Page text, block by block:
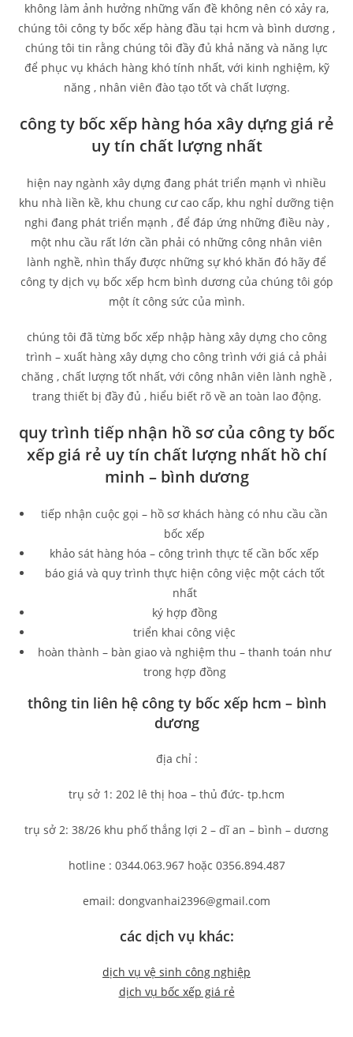
không làm ảnh hưởng những vấn đề không nên có xảy ra,
chúng tôi công ty bốc xếp hàng đầu tại hcm và bình dương ,
chúng tôi tin rằng chúng tôi đầy đủ khả năng và năng lực
để phục vụ khách hàng khó tính nhất, với kinh nghiệm, kỹ
năng , nhân viên đào tạo tốt và chất lượng.
công ty bốc xếp hàng hóa xây dựng giá rẻ
uy tín chất lượng nhất
hiện nay ngành xây dựng đang phát triển mạnh vì nhiều
khu nhà liền kề, khu chung cư cao cấp, khu nghỉ dưỡng tiện
nghi đang phát triển mạnh , để đáp ứng những điều này ,
một nhu cầu rất lớn cần phải có những công nhân viên
lành nghề, nhìn thấy được những sự khó khăn đó hãy để
công ty dịch vụ bốc xếp hcm bình dương của chúng tôi góp
một ít công sức của mình.
chúng tôi đã từng bốc xếp nhập hàng xây dựng cho công
trình – xuất hàng xây dựng cho công trình với giá cả phải
chăng , chất lượng tốt nhất, với công nhân viên lành nghề ,
trang thiết bị đầy đủ , hiểu biết rõ về an toàn lao động.
quy trình tiếp nhận hồ sơ của công ty bốc
xếp giá rẻ uy tín chất lượng nhất hồ chí
minh – bình dương
tiếp nhận cuộc gọi – hồ sơ khách hàng có nhu cầu cần
bốc xếp
khảo sát hàng hóa – công trình thực tế cần bốc xếp
báo giá và quy trình thực hiện công việc một cách tốt
nhất
ký hợp đồng
triển khai công việc
hoàn thành – bàn giao và nghiệm thu – thanh toán như
trong hợp đồng
thông tin liên hệ công ty bốc xếp hcm – bình
dương
địa chỉ :
trụ sở 1: 202 lê thị hoa – thủ đức- tp.hcm
trụ sở 2: 38/26 khu phố thắng lợi 2 – dĩ an – bình – dương
hotline : 0344.063.967 hoặc 0356.894.487
email: dongvanhai2396@gmail.com
các dịch vụ khác:
dịch vụ vệ sinh công nghiệp
dịch vụ bốc xếp giá rẻ